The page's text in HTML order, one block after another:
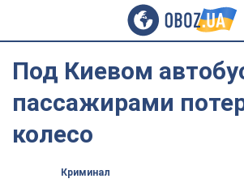
Под Киевом
пассажирами
колесо
Криминал